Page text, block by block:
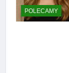
POLECAMY